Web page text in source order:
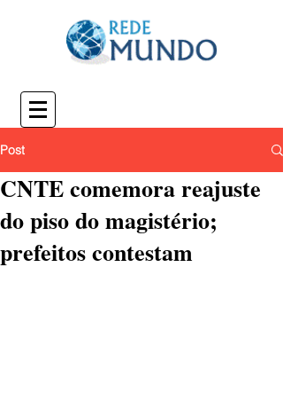
Post
CNTE comemora reajuste
do piso do magistério;
prefeitos contestam